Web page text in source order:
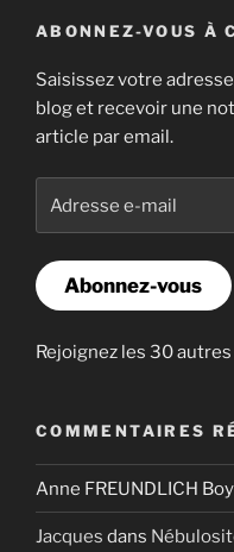
ABONNEZ-VOUS À
Saisissez votre
blog et recevoir une
article par email.
e-
Abonnez-vous
Rejoignez les 30
COMMENTAIRES
Anne FREUNDLICH
Jacques dans